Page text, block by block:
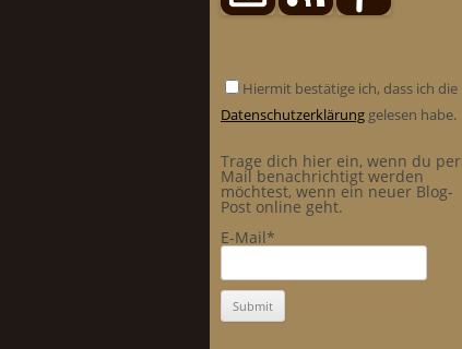
Hiermit bestätige ich, dass ich die
Datenschutzerklärung gelesen habe.
Trage dich hier ein, wenn du per
Mail benachrichtigt werden
möchtest, wenn ein neuer Blog-
Post online geht.
E-Mail*